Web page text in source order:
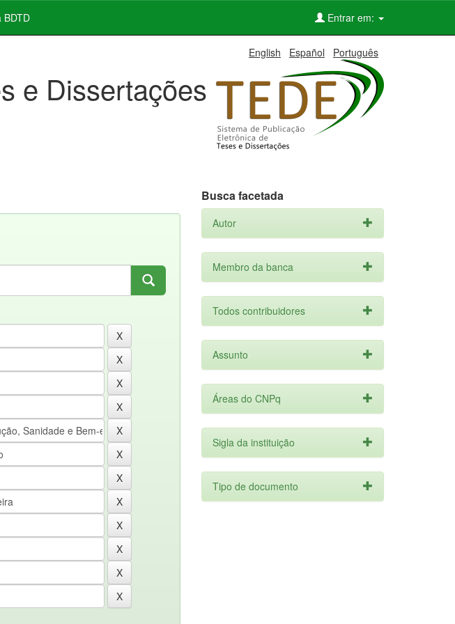
BDTD Entrar em:
English Español Português
e Dissertações
Busca facetada
Autor
Membro da banca
Todos contribuidores
Assunto
Áreas do CNPq
Sigla da instituição
Tipo de documento